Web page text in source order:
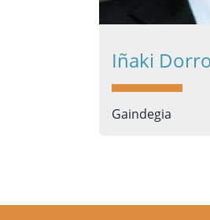
Iñaki
Gaindegia